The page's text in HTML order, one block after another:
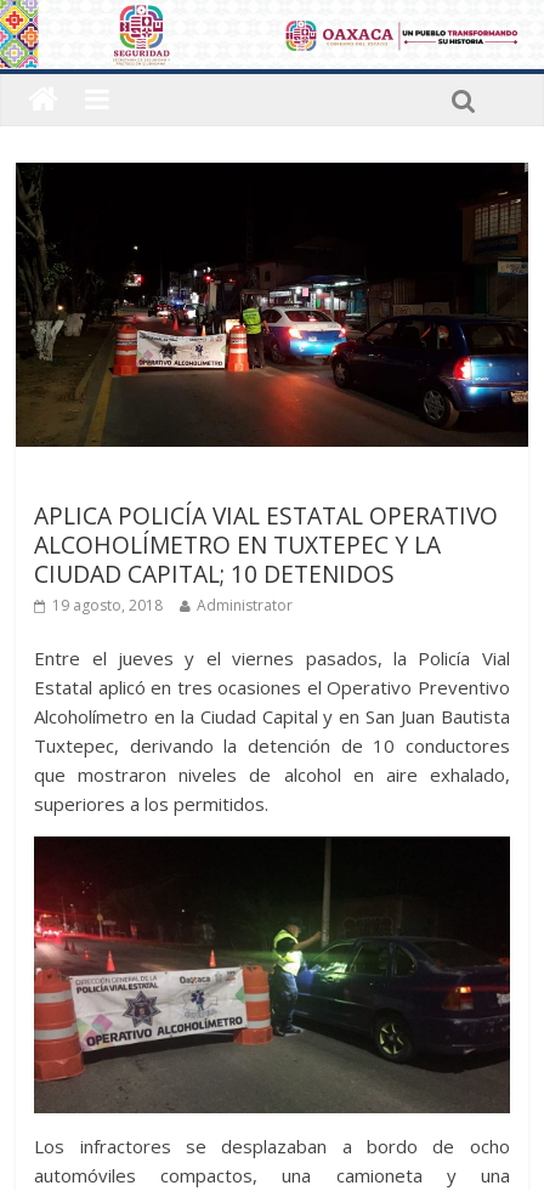
APLICA POLICÍA VIAL ESTATAL OPERATIVO
ALCOHOLÍMETRO EN TUXTEPEC Y LA
CIUDAD CAPITAL; 10 DETENIDOS
19 agosto, 2018 Administrator
Entre el jueves y el viernes pasados, la Policía Vial
Estatal aplicó en tres ocasiones el Operativo Preventivo
Alcoholímetro en la Ciudad Capital y en San Juan Bautista
Tuxtepec, derivando la detención de 10 conductores
que mostraron niveles de alcohol en aire exhalado,
superiores a los permitidos.
Los infractores se desplazaban a bordo de ocho
automóviles compactos, una camioneta y una